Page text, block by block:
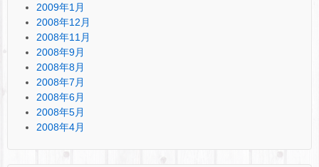
2009年1月
2008年12月
2008年11月
2008年9月
2008年8月
2008年7月
2008年6月
2008年5月
2008年4月